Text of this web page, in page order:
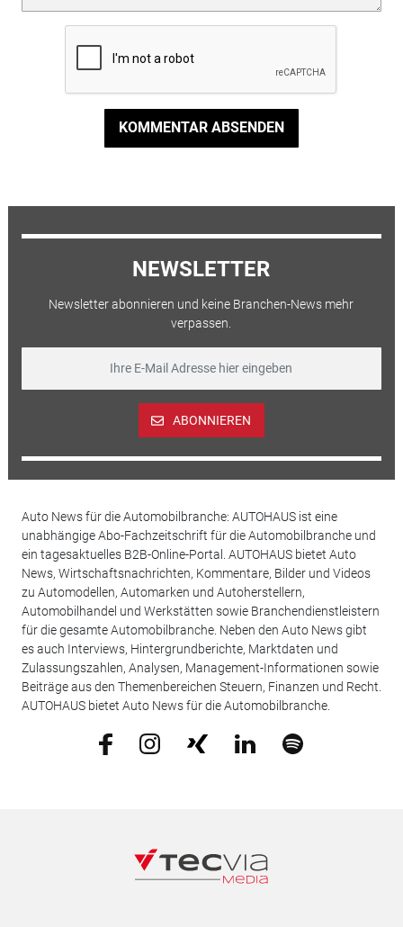
KOMMENTAR ABSENDEN
NEWSLETTER
Newsletter abonnieren und keine Branchen-News mehr
verpassen.
ABONNIEREN
Auto News für die Automobilbranche: AUTOHAUS ist eine
unabhängige Abo-Fachzeitschrift für die Automobilbranche und
ein tagesaktuelles B2B-Online-Portal. AUTOHAUS bietet Auto
News, Wirtschaftsnachrichten, Kommentare, Bilder und Videos
zu Automodellen, Automarken und Autoherstellern,
Automobilhandel und Werkstätten sowie Branchendienstleistern
für die gesamte Automobilbranche. Neben den Auto News gibt
es auch Interviews, Hintergrundberichte, Marktdaten und
Zulassungszahlen, Analysen, Management-Informationen sowie
Beiträge aus den Themenbereichen Steuern, Finanzen und Recht.
AUTOHAUS bietet Auto News für die Automobilbranche.